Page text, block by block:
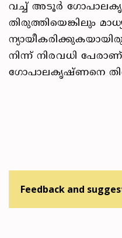
വച്ച് അടൂർ
തിരുത്തിയെങ്കിലും
നിന്ന് നിരവധി
ഗോപാലകൃഷ്ണനെ
Feedback and